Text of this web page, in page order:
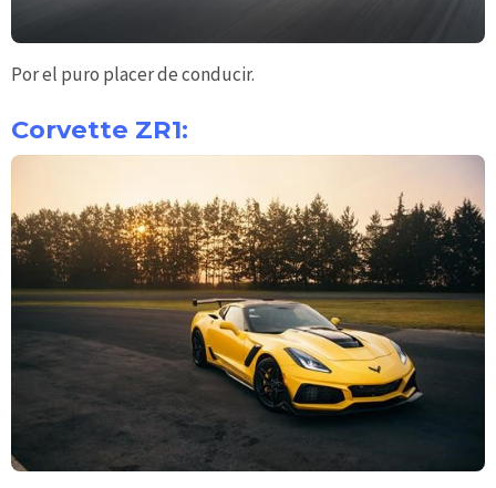
Por el puro placer de conducir.
Corvette ZR1: